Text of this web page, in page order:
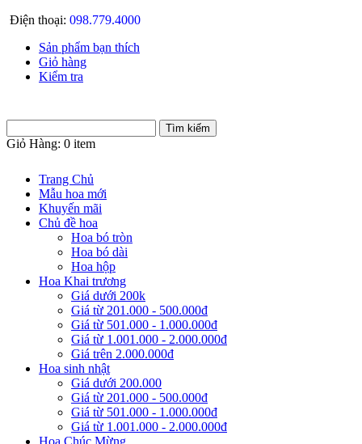
Điện thoại: 098.779.4000
Sản phẩm bạn thích
Giỏ hàng
Kiểm tra
Giỏ Hàng: 0 item
Trang Chủ
Mẫu hoa mới
Khuyến mãi
Chủ đề hoa
Hoa bó tròn
Hoa bó dài
Hoa hộp
Hoa Khai trương
Giá dưới 200k
Giá từ 201.000 - 500.000đ
Giá từ 501.000 - 1.000.000đ
Giá từ 1.001.000 - 2.000.000đ
Giá trên 2.000.000đ
Hoa sinh nhật
Giá dưới 200.000
Giá từ 201.000 - 500.000đ
Giá từ 501.000 - 1.000.000đ
Giá từ 1.001.000 - 2.000.000đ
Hoa Chúc Mừng